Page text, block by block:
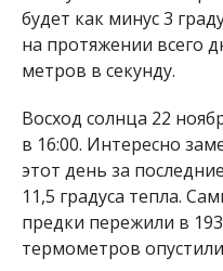
22 ноября почитается
Матроны. В народе
Матрена. Крестьяне
на деревьях в этот
мороз. Если на